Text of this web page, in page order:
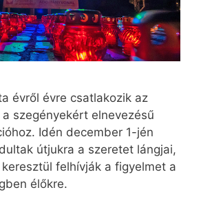
évről évre csatlakozik az
szegényekért elnevezésű
Idén december 1-jén
útjukra a szeretet lángjai,
felhívják a figyelmet a
élőkre.